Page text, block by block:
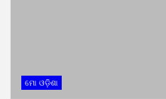
ମୋ ଓଡ଼ିଶା